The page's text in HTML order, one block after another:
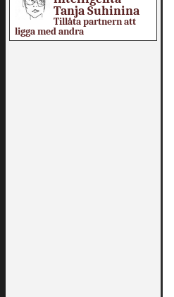
Tanja Suhinina
Tillåta partnern att
ligga med andra